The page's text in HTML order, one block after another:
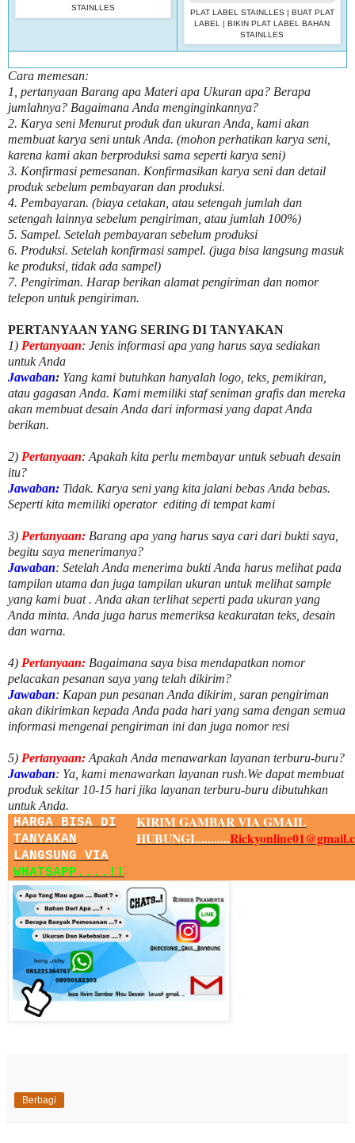
STAINLLES
PLAT LABEL STAINLLES | BUAT PLAT
LABEL | BIKIN PLAT LABEL BAHAN
STAINLLES
Cara memesan:
1, pertanyaan Barang apa Materi apa Ukuran apa? Berapa
jumlahnya? Bagaimana Anda menginginkannya?
2. Karya seni Menurut produk dan ukuran Anda, kami akan
membuat karya seni untuk Anda. (mohon perhatikan karya seni,
karena kami akan berproduksi sama seperti karya seni)
3. Konfirmasi pemesanan. Konfirmasikan karya seni dan detail
produk sebelum pembayaran dan produksi.
4. Pembayaran. (biaya cetakan, atau setengah jumlah dan
setengah lainnya sebelum pengiriman, atau jumlah 100%)
5. Sampel. Setelah pembayaran sebelum produksi
6. Produksi. Setelah konfirmasi sampel. (juga bisa langsung masuk
ke produksi, tidak ada sampel)
7. Pengiriman. Harap berikan alamat pengiriman dan nomor
telepon untuk pengiriman.
PERTANYAAN YANG SERING DI TANYAKAN
1) Pertanyaan: Jenis informasi apa yang harus saya sediakan
untuk Anda
Jawaban: Yang kami butuhkan hanyalah logo, teks, pemikiran,
atau gagasan Anda. Kami memiliki staf seniman grafis dan mereka
akan membuat desain Anda dari informasi yang dapat Anda
berikan.
2) Pertanyaan: Apakah kita perlu membayar untuksebuah desain
itu?
Jawaban: Tidak. Karya seni yang kita jalani bebas Anda bebas.
Seperti kita memiliki operator editing di tempat kami
3) Pertanyaan: Barang apa yang harus saya cari dari bukti saya,
begitu saya menerimanya?
Jawaban: Setelah Anda menerima bukti Anda harus melihat pada
tampilan utama dan juga tampilan ukuran untuk melihatsample
yang kami buat . Anda akan terlihat seperti pada ukuran yang
Anda minta. Anda juga harus memeriksa keakuratan teks, desain
dan warna.
4) Pertanyaan: Bagaimana saya bisa mendapatkan nomor
pelacakan pesanan saya yang telah dikirim?
Jawaban: Kapan pun pesanan Anda dikirim, saran pengiriman
akan dikirimkan kepada Anda pada hari yang sama dengan semua
informasi mengenai pengiriman ini dan juga nomorresi
5) Pertanyaan: Apakah Anda menawarkan layanan terburu-buru?
Jawaban: Ya, kami menawarkan layanan rush.We dapat membuat
produk sekitar 10-15 hari jika layanan terburu-buru dibutuhkan
untuk Anda.
HARGA BISA DI
TANYAKAN
LANGSUNG VIA
WHATSAPP....!!
KIRIM GAMBAR VIA GMAIL
HUBUNGI...........
Berbagi